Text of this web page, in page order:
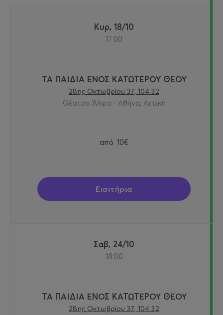
Κυρ, 18/10
17:00
ΤΑ ΠΑΙΔΙΑ ΕΝΟΣ ΚΑΤΩΤΕΡΟΥ ΘΕΟΥ
28ης Οκτωβρίου 37, 104 32
Θέατρο Άλφα - Αθήνα, Αττική
από 10€
Εισιτήρια
Σαβ, 24/10
18:00
ΤΑ ΠΑΙΔΙΑ ΕΝΟΣ ΚΑΤΩΤΕΡΟΥ ΘΕΟΥ
28ης Οκτωβρίου 37, 104 32